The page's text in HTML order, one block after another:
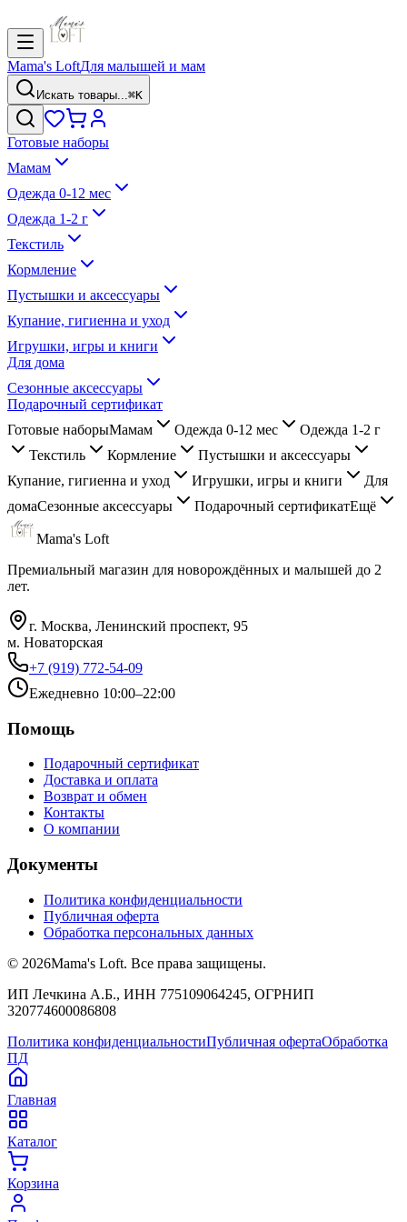
Mama's LoftДля малышей и мам
Искать товары...⌘K
Готовые наборы
Мамам
Одежда 0-12 мес
Одежда 1-2 г
Текстиль
Кормление
Пустышки и аксессуары
Купание, гигиенна и уход
Игрушки, игры и книги
Для дома
Сезонные аксессуары
Подарочный сертификат
Готовые наборыМамам Одежда 0-12 мес
Одежда 1-2 г
Текстиль
Кормление
Пустышки и аксессуары
Купание, гигиенна и уход
Игрушки, игры и книги
Для
домаСезонные аксессуары Подарочный сертификатЕщё
Mama's Loft
Премиальный магазин для новорождённых и малышей до 2
лет.
г. Москва, Ленинский проспект, 95
м. Новаторская
+7 (919) 772-54-09
Ежедневно 10:00–22:00
Помощь
Подарочный сертификат
Доставка и оплата
Возврат и обмен
Контакты
О компании
Документы
Политика конфиденциальности
Публичная оферта
Обработка персональных данных
© 2026Mama's Loft. Все права защищены.
ИП Лечкина А.Б., ИНН 775109064245, ОГРНИП
320774600086808
Политика конфиденциальностиПубличная офертаОбработка
ПД
Главная
Каталог
Корзина